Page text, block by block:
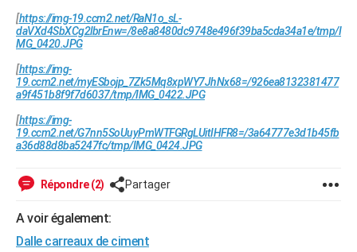
[https://img-19.ccm2.net/RaN1o_sL-
daVXd4SbXCg2lbrEnw=/8e8a8480dc9748e496f39ba5cda34a1e/tmp/I
MG_0420.JPG
[https://img-
19.ccm2.net/myESbojp_7Zk5Mq8xpWY7JhNx68=/926ea8132381477
a9f451b8f9f7d6037/tmp/IMG_0422.JPG
[https://img-
19.ccm2.net/G7nn5SoUuyPmWTFGRgLUitIHFR8=/3a64777e3d1b45fb
a36d88d8ba5247fc/tmp/IMG_0424.JPG
Répondre (2) Partager
A voir également:
Dalle carreaux de ciment